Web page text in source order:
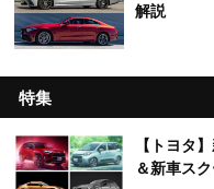
解説
特集
【トヨタ
＆新車ス